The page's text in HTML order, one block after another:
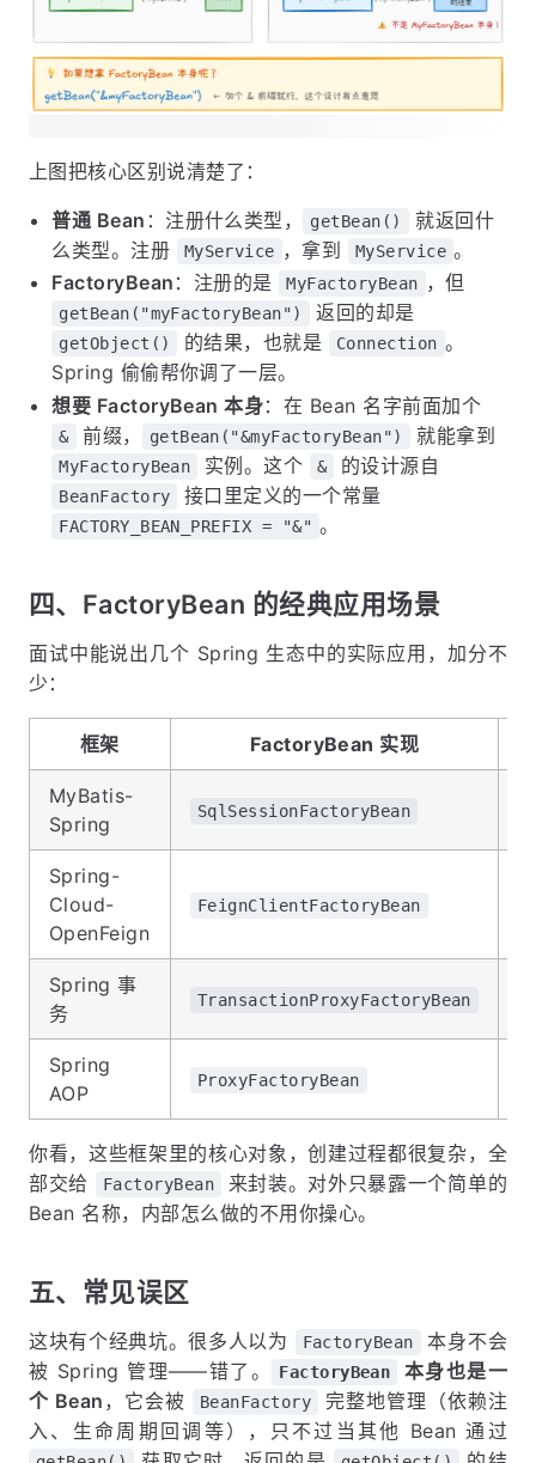
上图把核心区别说清楚了：
普通 Bean ：注册什么类型， getBean()
就返回什
么类型。注册
MyService ，拿到 MyService 。
FactoryBean ：注册的是 MyFactoryBean ，但
getBean("myFactoryBean") 返回的却是
getObject() 的结果，也就是 Connection 。
Spring 偷偷帮你调了一层。
想要 FactoryBean 本身：在 Bean 名字前面加个
& 前缀， getBean("&myFactoryBean") 就能拿到
MyFactoryBean 实例。这个 & 的设计源自
BeanFactory 接口里定义的一个常量
FACTORY_BEAN_PREFIX = "&" 。
四、FactoryBean 的经典应用场景
面试中能说出几个 Spring 生态中的实际应用，加分不
少：
框架 FactoryBean 实现
MyBatis-
Spring
SqlSessionFactoryBean
Spring-
Cloud-
OpenFeign
FeignClientFactoryBean
Spring 事
务
TransactionProxyFactoryBean
Spring
AOP
ProxyFactoryBean
你看，这些框架里的核心对象，创建过程都很复杂，全
部交给
FactoryBean
来封装。对外只暴露一个简单的
Bean 名称，内部怎么做的不用你操心。
五、常见误区
这块有个经典坑。很多人以为 FactoryBean
本身不会
被 Spring 管理——错了。
FactoryBean
本身也是一
个 Bean ，它会被 BeanFactory
完整地管理（依赖注
入、生命周期回调等），只不过当其他 Bean 通过